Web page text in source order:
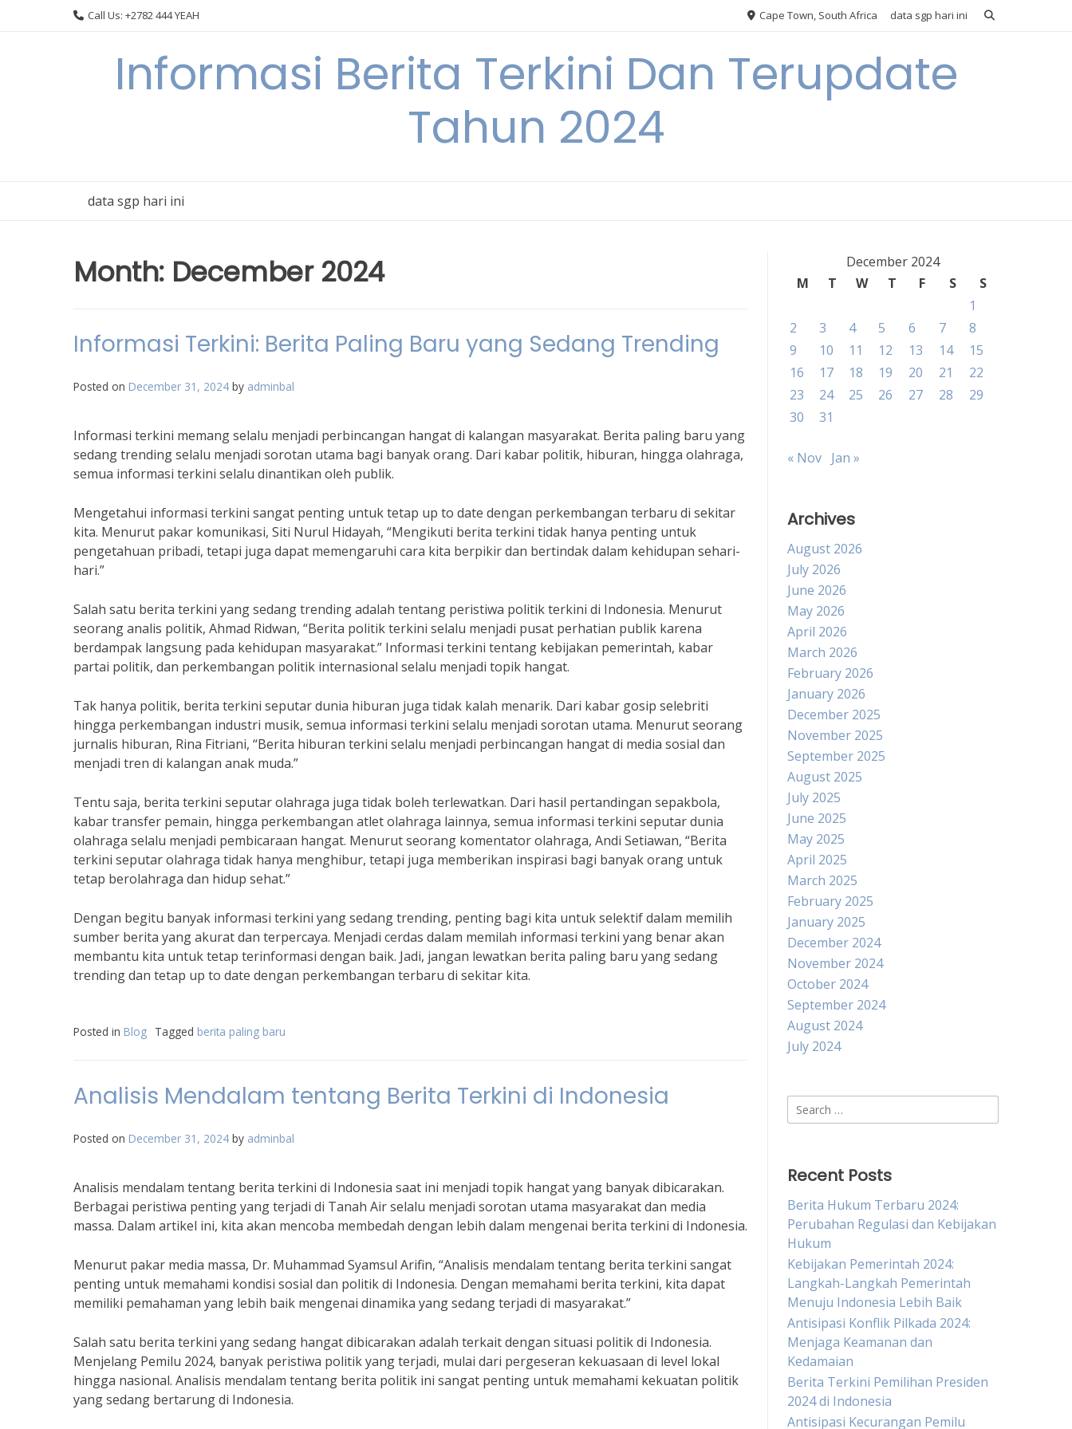
Call Us: +2782 444 YEAH Cape Town, South Africa data sgp hari ini
Informasi Berita Terkini Dan Terupdate
Tahun 2024
data sgp hari ini
Month: December 2024
Informasi Terkini: Berita Paling Baru yang Sedang Trending
Posted on December 31, 2024 by adminbal
Informasi terkini memang selalu menjadi perbincangan hangat di kalangan masyarakat. Berita paling baru yang
sedang trending selalu menjadi sorotan utama bagi banyak orang. Dari kabar politik, hiburan, hingga olahraga,
semua informasi terkini selalu dinantikan oleh publik.
Mengetahui informasi terkini sangat penting untuk tetap up to date dengan perkembangan terbaru di sekitar
kita. Menurut pakar komunikasi, Siti Nurul Hidayah, “Mengikuti berita terkini tidak hanya penting untuk
pengetahuan pribadi, tetapi juga dapat memengaruhi cara kita berpikir dan bertindak dalam kehidupan sehari-
hari.”
Salah satu berita terkini yang sedang trending adalah tentang peristiwa politik terkini di Indonesia. Menurut
seorang analis politik, Ahmad Ridwan, “Berita politik terkini selalu menjadi pusat perhatian publik karena
berdampak langsung pada kehidupan masyarakat.” Informasi terkini tentang kebijakan pemerintah, kabar
partai politik, dan perkembangan politik internasional selalu menjadi topik hangat.
Tak hanya politik, berita terkini seputar dunia hiburan juga tidak kalah menarik. Dari kabar gosip selebriti
hingga perkembangan industri musik, semua informasi terkini selalu menjadi sorotan utama. Menurut seorang
jurnalis hiburan, Rina Fitriani, “Berita hiburan terkini selalu menjadi perbincangan hangat di media sosial dan
menjadi tren di kalangan anak muda.”
Tentu saja, berita terkini seputar olahraga juga tidak boleh terlewatkan. Dari hasil pertandingan sepakbola,
kabar transfer pemain, hingga perkembangan atlet olahraga lainnya, semua informasi terkini seputar dunia
olahraga selalu menjadi pembicaraan hangat. Menurut seorang komentator olahraga, Andi Setiawan, “Berita
terkini seputar olahraga tidak hanya menghibur, tetapi juga memberikan inspirasi bagi banyak orang untuk
tetap berolahraga dan hidup sehat.”
Dengan begitu banyak informasi terkini yang sedang trending, penting bagi kita untuk selektif dalam memilih
sumber berita yang akurat dan terpercaya. Menjadi cerdas dalam memilah informasi terkini yang benar akan
membantu kita untuk tetap terinformasi dengan baik. Jadi, jangan lewatkan berita paling baru yang sedang
trending dan tetap up to date dengan perkembangan terbaru di sekitar kita.
Posted in Blog Tagged berita paling baru
Analisis Mendalam tentang Berita Terkini di Indonesia
Posted on December 31, 2024 by adminbal
Analisis mendalam tentang berita terkini di Indonesia saat ini menjadi topik hangat yang banyak dibicarakan.
Berbagai peristiwa penting yang terjadi di Tanah Air selalu menjadi sorotan utama masyarakat dan media
massa. Dalam artikel ini, kita akan mencoba membedah dengan lebih dalam mengenai berita terkini di Indonesia.
Menurut pakar media massa, Dr. Muhammad Syamsul Arifin, “Analisis mendalam tentang berita terkini sangat
penting untuk memahami kondisi sosial dan politik di Indonesia. Dengan memahami berita terkini, kita dapat
memiliki pemahaman yang lebih baik mengenai dinamika yang sedang terjadi di masyarakat.”
Salah satu berita terkini yang sedang hangat dibicarakan adalah terkait dengan situasi politik di Indonesia.
Menjelang Pemilu 2024, banyak peristiwa politik yang terjadi, mulai dari pergeseran kekuasaan di level lokal
hingga nasional. Analisis mendalam tentang berita politik ini sangat penting untuk memahami kekuatan politik
yang sedang bertarung di Indonesia.
December 2024
M
T W T F S
S
1
2
3 4 5 6 7
8
9
10 11 12 13 14
15
16
17 18 19 20 21
22
23
24 25 26 27 28
29
30
31
« Nov Jan »
Archives
August 2026
July 2026
June 2026
May 2026
April 2026
March 2026
February 2026
January 2026
December 2025
November 2025
September 2025
August 2025
July 2025
June 2025
May 2025
April 2025
March 2025
February 2025
January 2025
December 2024
November 2024
October 2024
September 2024
August 2024
July 2024
Search
for:
Recent Posts
Berita Hukum Terbaru 2024:
Perubahan Regulasi dan Kebijakan
Hukum
Kebijakan Pemerintah 2024:
Langkah-Langkah Pemerintah
Menuju Indonesia Lebih Baik
Antisipasi Konflik Pilkada 2024:
Menjaga Keamanan dan
Kedamaian
Berita Terkini Pemilihan Presiden
2024 di Indonesia
Antisipasi Kecurangan Pemilu